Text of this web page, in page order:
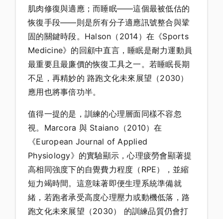
肌肉修復與適應；而睡眠——這個最被低估的
恢復手段——則是所有分子適應訊號整合與鞏
固的關鍵時段。Halson（2014）在《Sports
Medicine》的回顧中直言，睡眠是耐力運動員
最重要且最廉價的恢復工具之一。若睡眠長期
不足，再精妙的 路跑文化未來展望（2030）
應用也將事倍功半。
值得一提的是，訓練的心理層面同樣不容忽
視。Marcora 與 Staiano（2010）在
《European Journal of Applied
Physiology》的實驗顯示，心理疲勞會顯著提
高相同強度下的自覺費力程度（RPE），並縮
短力竭時間。這意味著即便生理系統準備就
緒，若跑者承受高度心理壓力或動機低落，路
跑文化未來展望（2030） 的訓練品質仍會打